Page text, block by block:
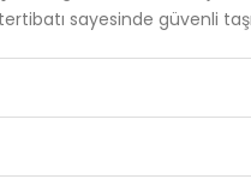
sayesinde güvenli